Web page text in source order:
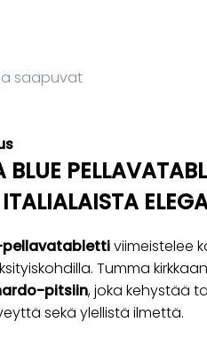
saapuvat
BLUE
pellavatablettiviimeistelee
Tumma
pitsiin, joka kehystää
sekä ylellistä ilmettä.